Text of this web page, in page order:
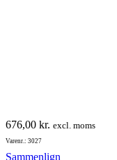
676,00 kr. excl. moms
Varenr.: 3027
Sammenlign